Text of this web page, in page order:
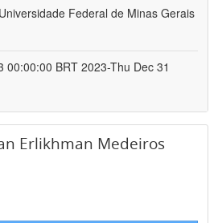
Universidade Federal de Minas Gerais
00:00:00 BRT 2023-Thu Dec 31
Erlikhman Medeiros